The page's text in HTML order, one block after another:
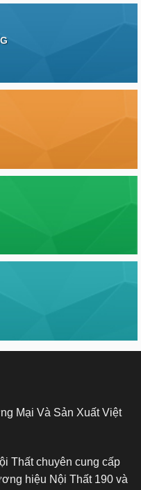
Mại Và Sản Xuất Việt
Thất chuyên cung cấp
hiệu Nội Thất 190 và